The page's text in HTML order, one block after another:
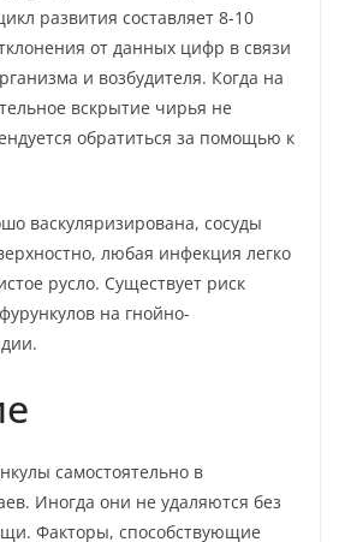
развития составляет 8-10
от данных цифр в связи
и возбудителя. Когда на
вскрытие чирья не
обратиться за помощью к
васкуляризирована, сосуды
любая инфекция легко
русло. Существует риск
на гнойно-
самостоятельно в
Иногда они не удаляются без
Факторы, способствующие